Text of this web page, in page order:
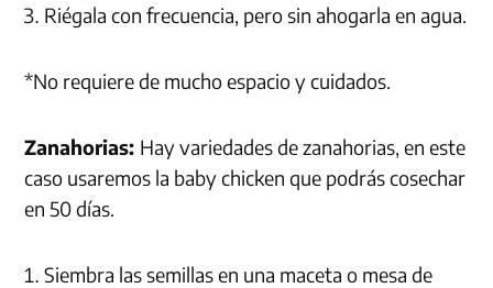
Riégala con frecuencia, pero sin ahogarla en agua.
*No requiere de mucho espacio y cuidados.
Zanahorias: Hay variedades de zanahorias, en este
caso usaremos la baby chicken que podrás cosechar
en 50 días.
Siembra las semillas en una maceta o mesa de